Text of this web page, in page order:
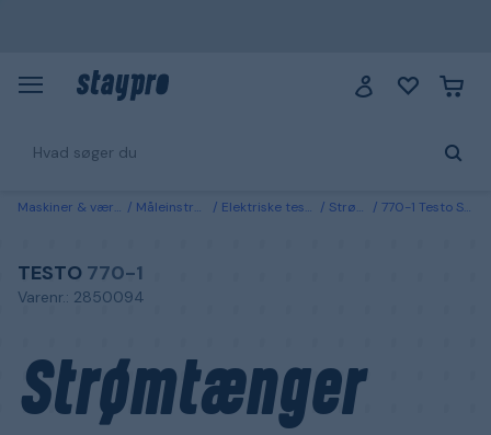
Maskiner & værktøj Måleinstrument Elektriske testværktøjer Strømtænger 770-1 Testo Strømtænger med TRMS
TESTO 770-1
Varenr.: 2850094
Strømtænger